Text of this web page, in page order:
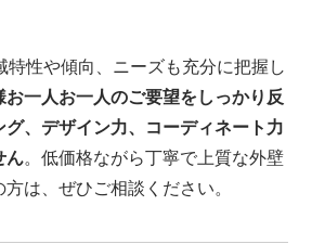
特性や傾向、ニーズも充分に把握し
お一人お一人のご要望をしっかり反
グ、デザイン力、コーディネート力
ん。低価格ながら丁寧で上質な外壁
は、ぜひご相談ください。